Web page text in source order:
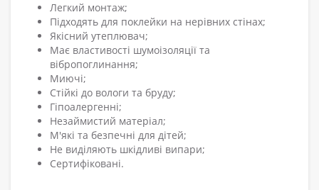
Легкий монтаж;
Підходять для поклейки на нерівних стінах;
Якісний утеплювач;
Має властивості шумоізоляції та
вібропоглинання;
Миючі;
Стійкі до вологи та бруду;
Гіпоалергенні;
Незаймистий матеріал;
М'які та безпечні для дітей;
Не виділяють шкідливі випари;
Сертифіковані.